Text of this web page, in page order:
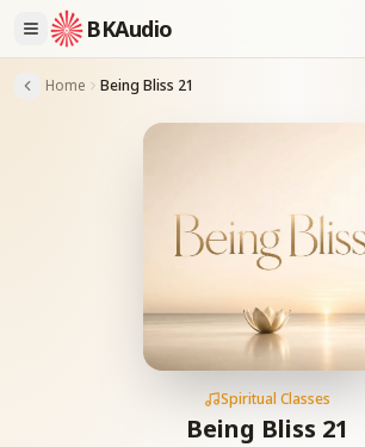
BKAudio
Home Being Bliss 21
Spiritual Classes
Being Bliss 21